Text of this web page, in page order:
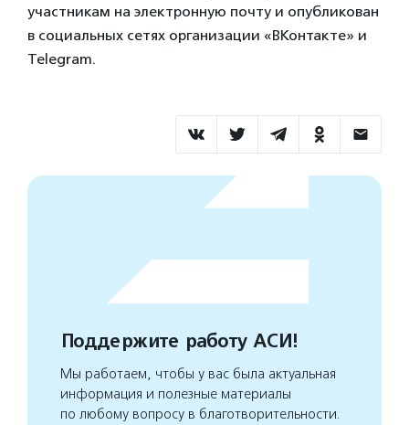
участникам на электронную почту и опубликован
в социальных сетях организации «ВКонтакте» и
Telegram.
Поддержите работу АСИ!
Мы работаем, чтобы у вас была актуальная
информация и полезные материалы
по любому вопросу в благотворительности.